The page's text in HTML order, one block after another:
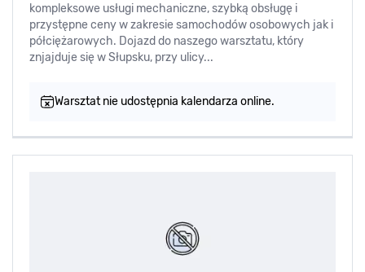
kompleksowe usługi mechaniczne, szybką obsługę i
przystępne ceny w zakresie samochodów osobowych jak i
półciężarowych. Dojazd do naszego warsztatu, który
znjajduje się w Słupsku, przy ulicy...
Warsztat nie udostępnia kalendarza online.